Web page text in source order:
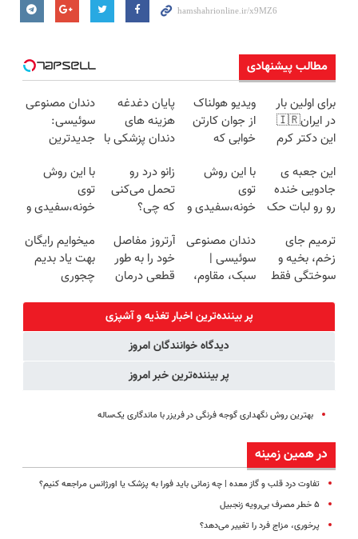
مطالب پیشنهادی
برای اولین بار
در ایران🇮🇷
این دکتر کرم
روزه ساخت!
ویدیو هولناک
از جوان کارتن
خوابی که
آموزش رایگان
پایان دغدغه
هزینه های
دندان پزشکی با
کننده خانگی
دندان مصنوعی
سوئیسی:
جدیدترین
سبک و مقاوم |
پرداخت قسطی
این جعبه ی
جادویی خنده
رو رو لبات حک
خرید40%تخفیف
با این روش
توی
خونه،سفیدی و
برگردون
(40%off)
زانو درد رو
تحمل می‌کنی
که چی؟
همین‌جاست!
با این روش
توی
خونه،سفیدی و
برگردون(40%off)
ترمیم جای
زخم، بخیه و
سوختگی فقط
دندان مصنوعی
سوئیسی |
سبک، مقاوم،
رایگان+پرداخت
اقساطی😍
آرتروز مفاصل
خود را به طور
قطعی درمان
◗پرسش‌نامه◖
میخوایم رایگان
بهت یاد بدیم
چجوری
مجانیه
پر بیننده‌ترین اخبار تغذیه و آشپزی
دیدگاه خوانندگان امروز
پر بیننده‌ترین خبر امروز
بهترین روش نگهداری گوجه فرنگی در فریزر با ماندگاری یک‌ساله
در همین زمینه
تفاوت درد قلب و گاز معده | چه زمانی باید فورا به پزشک یا اورژانس مراجعه کنیم؟
۵ خطر مصرف بی‌رویه زنجبیل
پرخوری، مزاج فرد را تغییر می‌دهد؟